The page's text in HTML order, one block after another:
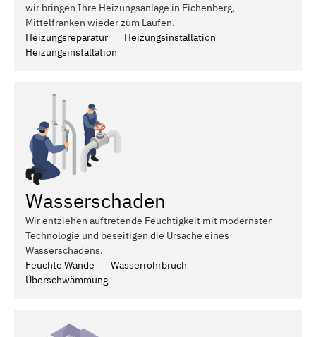
wir bringen Ihre Heizungsanlage in Eichenberg,
Mittelfranken wieder zum Laufen.
Heizungsreparatur
Heizungsinstallation
Heizungsinstallation
Wasserschaden
Wir entziehen auftretende Feuchtigkeit mit modernster
Technologie und beseitigen die Ursache eines
Wasserschadens.
Feuchte Wände
Wasserrohrbruch
Überschwämmung